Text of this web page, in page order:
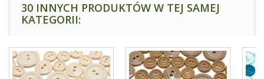
30 INNYCH PRODUKTÓW W TEJ SAMEJ
KATEGORII: